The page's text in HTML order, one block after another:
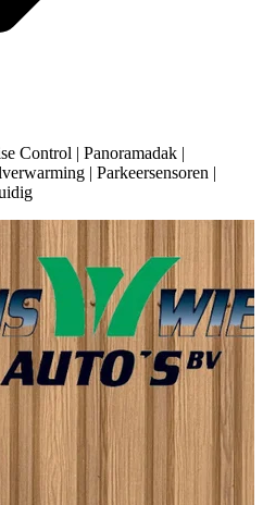
Control | Panoramadak |
| Parkeersensoren |